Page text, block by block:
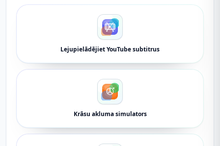
Lejupielādējiet YouTube subtitrus
Krāsu akluma simulators